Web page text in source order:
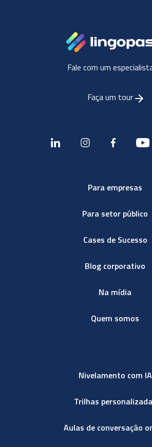
Fale com um
Faça um tour
Para empresas
Para setor público
Cases de Sucesso
Blog corporativo
Na mídia
Quem somos
Nivelamento com IA
Trilhas
Aulas de conversação